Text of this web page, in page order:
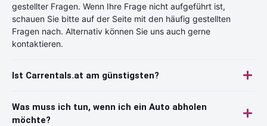
gestellter Fragen. Wenn Ihre Frage nicht aufgeführt ist,
schauen Sie bitte auf der Seite mit den häufig gestellten
Fragen nach. Alternativ können Sie uns auch gerne
kontaktieren.
Ist Carrentals.at am günstigsten?
Was muss ich tun, wenn ich ein Auto abholen
möchte?